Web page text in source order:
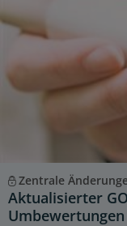
Zentrale
Aktualisierter